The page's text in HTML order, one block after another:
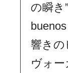
の瞬き
響き
ヴォ